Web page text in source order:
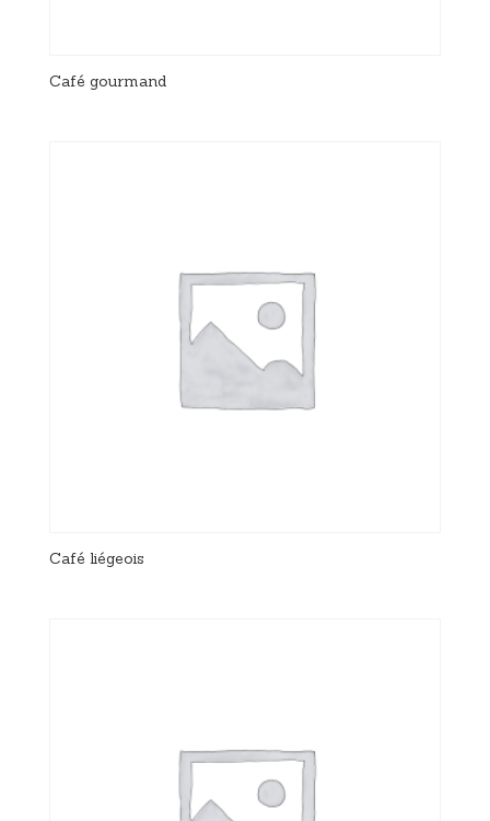
Café gourmand
Café liégeois